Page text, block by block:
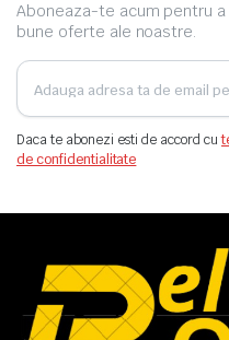
Aboneaza-te acum pentru
bune oferte ale noastre.
Daca te abonezi esti de accord cu
de confidentialitate